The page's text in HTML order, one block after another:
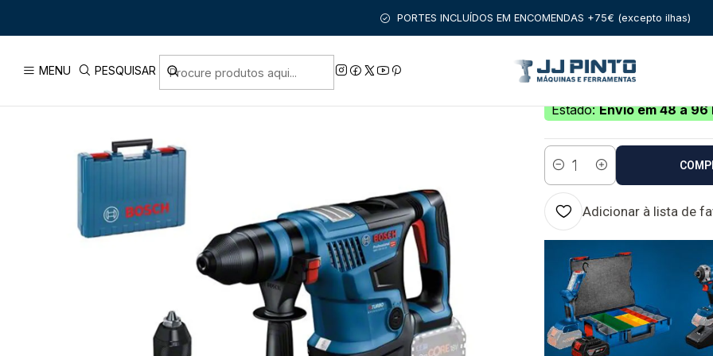
MENU PESQUISAR
PORTES INCLUÍDOS EM ENCOMENDAS +75€ (excepto ilhas)
BOSCH PROFISSIONAL MARTELOS PERFURADORES SDS PLUS Martelo
Martelo
18V-34 CF BOSCH
Estado:Envio em 48 a
Quantidade
Adicionar à lista de